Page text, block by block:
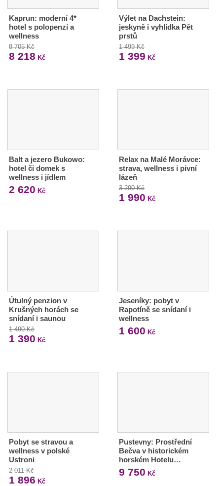
Kaprun: moderní 4*
hotel s polopenzí a
wellness
8 705 Kč
8 218 Kč
Výlet na Dachstein:
jeskyně i vyhlídka Pět
prstů
1 499 Kč
1 399 Kč
Balt a jezero Bukowo:
hotel či domek s
wellness i jídlem
2 620 Kč
Relax na Malé Morávce:
strava, wellness i pivní
lázeň
3 290 Kč
1 990 Kč
Útulný penzion v
Krušných horách se
snídaní i saunou
1 490 Kč
1 390 Kč
Jeseníky: pobyt v
Rapotíně se snídaní i
wellness
1 600 Kč
Pobyt se stravou a
wellness v polské
Ustroni
2 011 Kč
1 896 Kč
Pustevny: Prostřední
Bečva v historickém
horském Hotelu…
9 750 Kč